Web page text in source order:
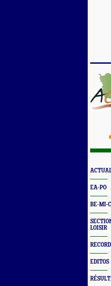
EA-PO
BE-MI-
LOISIR
EDITOS